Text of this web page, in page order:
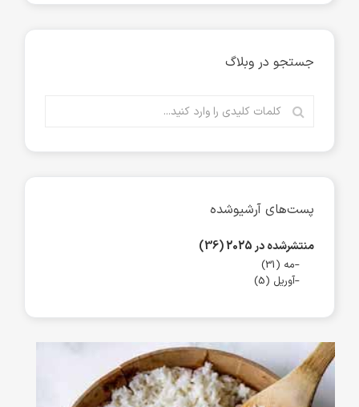
جستجو در وبلاگ
پست‌های آرشیوشده
منتشرشده در 2025 (36)
مه (31)
آوریل (5)